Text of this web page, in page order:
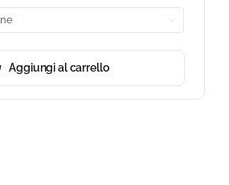
Aggiungi al carrello